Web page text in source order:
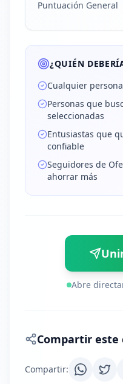
Puntuación General
¿QUIÉN
Cualquier
Personas que
seleccionadas
Entusiastas que
confiable
Seguidores de
ahorrar más
Abre
Compartir este
Compartir: